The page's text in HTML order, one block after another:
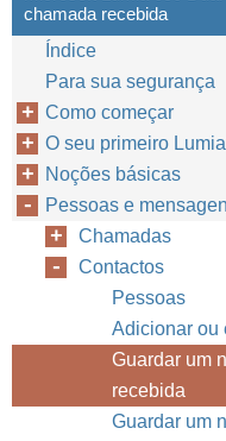
chamada recebida
Índice
Para sua segurança
Como começar
O seu primeiro
Noções básicas
Pessoas e
Chamadas
Contactos
Pessoas
Adicionar ou
Guardar um
recebida
Guardar um